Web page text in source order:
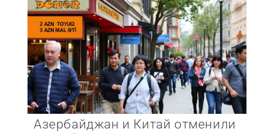
Азербайджан и Китай отменили